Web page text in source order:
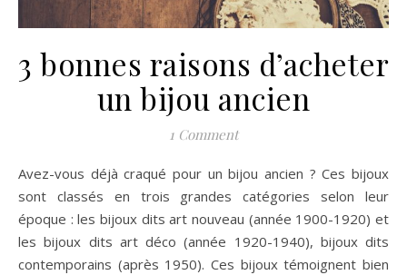
3 bonnes raisons d’acheter
un bijou ancien
1 Comment
Avez-vous déjà craqué pour un bijou ancien ? Ces bijoux
sont classés en trois grandes catégories selon leur
époque : les bijoux dits art nouveau (année 1900-1920) et
les bijoux dits art déco (année 1920-1940), bijoux dits
contemporains (après 1950). Ces bijoux témoignent bien